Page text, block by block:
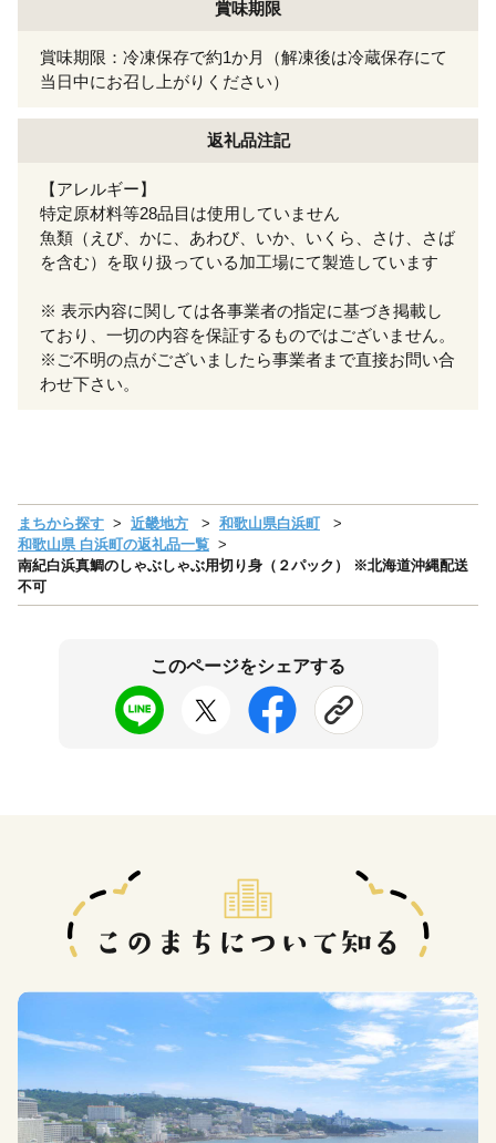
賞味期限
賞味期限：冷凍保存で約1か月（解凍後は冷蔵保存にて
当日中にお召し上がりください）
返礼品注記
【アレルギー】
特定原材料等28品目は使用していません
魚類（えび、かに、あわび、いか、いくら、さけ、さば
を含む）を取り扱っている加工場にて製造しています
※ 表示内容に関しては各事業者の指定に基づき掲載し
ており、一切の内容を保証するものではございません。
※ご不明の点がございましたら事業者まで直接お問い合
わせ下さい。
まちから探す 近畿地方
和歌山県白浜町
和歌山県 白浜町の返礼品一覧
南紀白浜真鯛のしゃぶしゃぶ用切り身（２パック） ※北海道沖縄配送
不可
このページをシェアする